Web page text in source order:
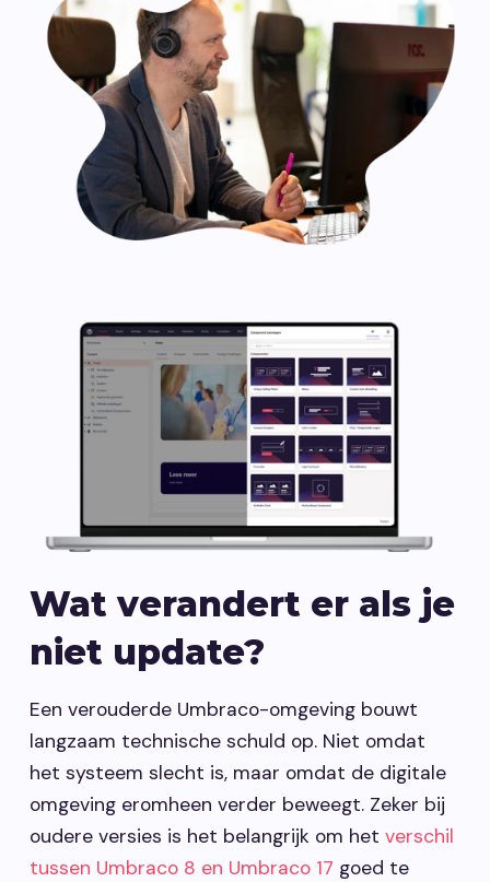
Wat verandert er als je
niet update?
Een verouderde Umbraco-omgeving bouwt
langzaam technische schuld op. Niet omdat
het systeem slecht is, maar omdat de digitale
omgeving eromheen verder beweegt. Zeker bij
oudere versies is het belangrijk om het verschil
tussen Umbraco 8 en Umbraco 17 goed te